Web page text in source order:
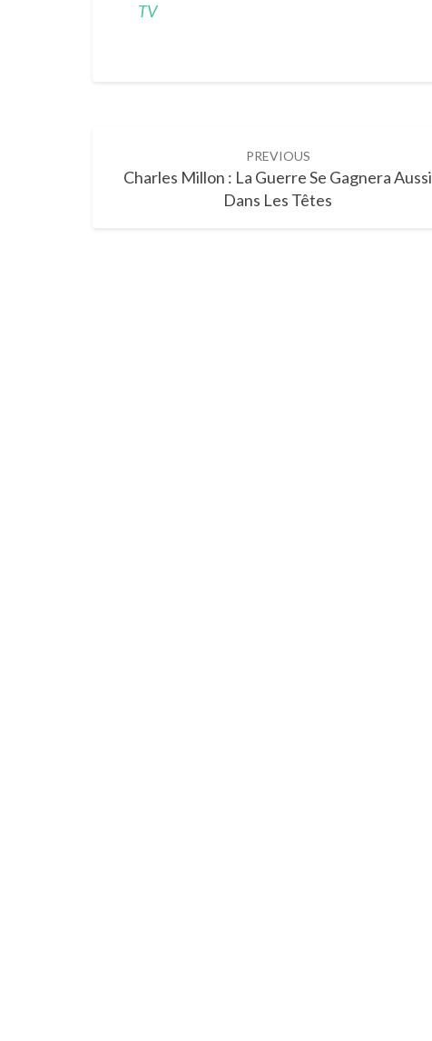
TV
navigation
PREVIOUS
Charles Millon : La Guerre Se Gagnera Aussi
Dans Les Têtes